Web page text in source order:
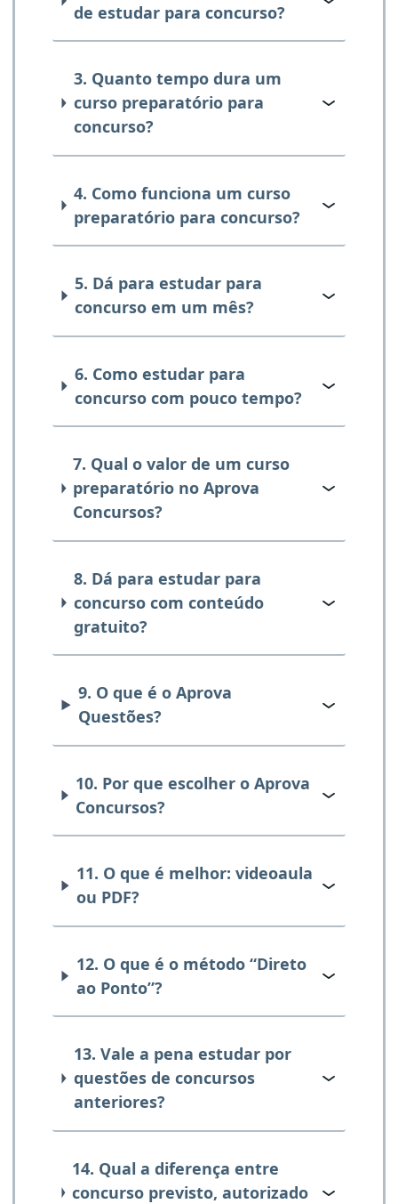
de estudar para concurso?
3. Quanto tempo dura um
curso preparatório para
concurso?
4. Como funciona um curso
preparatório para concurso?
5. Dá para estudar para
concurso em um mês?
6. Como estudar para
concurso com pouco tempo?
7. Qual o valor de um curso
preparatório no Aprova
Concursos?
8. Dá para estudar para
concurso com conteúdo
gratuito?
9. O que é o Aprova
Questões?
10. Por que escolher o Aprova
Concursos?
11. O que é melhor: videoaula
ou PDF?
12. O que é o método “Direto
ao Ponto”?
13. Vale a pena estudar por
questões de concursos
anteriores?
14. Qual a diferença entre
concurso previsto, autorizado